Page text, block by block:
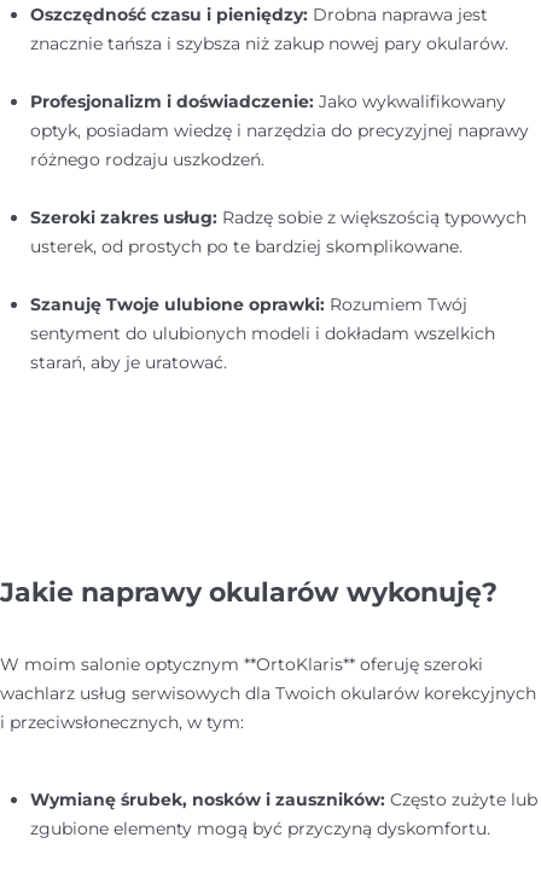
Oszczędność czasu i pieniędzy: Drobna naprawa jest
znacznie tańsza i szybsza niż zakup nowej pary okularów.
Profesjonalizm i doświadczenie: Jako wykwalifikowany
optyk, posiadam wiedzę i narzędzia do precyzyjnej naprawy
różnego rodzaju uszkodzeń.
Szeroki zakres usług: Radzę sobie z większością typowych
usterek, od prostych po te bardziej skomplikowane.
Szanuję Twoje ulubione oprawki: Rozumiem Twój
sentyment do ulubionych modeli i dokładam wszelkich
starań, aby je uratować.
Jakie naprawy okularów wykonuję?
W moim salonie optycznym **OrtoKlaris** oferuję szeroki
wachlarz usług serwisowych dla Twoich okularów korekcyjnych
i przeciwsłonecznych, w tym:
Wymianę śrubek, nosków i zauszników: Często zużyte lub
zgubione elementy mogą być przyczyną dyskomfortu.